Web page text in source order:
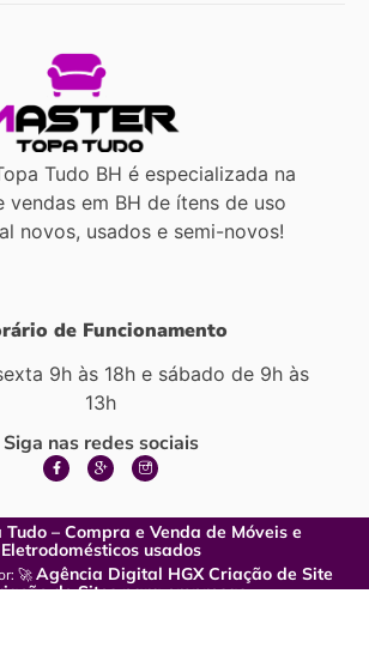
Tudo BH é especializada na
vendas em BH de ítens de uso
novos, usados e semi-novos!
de Funcionamento
9h às 18h e sábado de 9h às
13h
Siga nas redes sociais
Tudo – Compra e Venda de Móveis e
Eletrodomésticos usados
🚀 Agência Digital HGX Criação de Site
de Sites para empresas